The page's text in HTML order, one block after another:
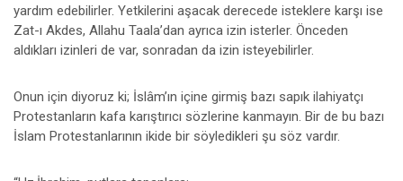
yardım edebilirler. Yetkilerini aşacak derecede isteklere karşı ise
Zat-ı Akdes, Allahu Taala’dan ayrıca izin isterler. Önceden
aldıkları izinleri de var, sonradan da izin isteyebilirler.
Onun için diyoruz ki; İslâm’ın içine girmiş bazı sapık ilahiyatçı
Protestanların kafa karıştırıcı sözlerine kanmayın. Bir de bu bazı
İslam Protestanlarının ikide bir söyledikleri şu söz vardır.